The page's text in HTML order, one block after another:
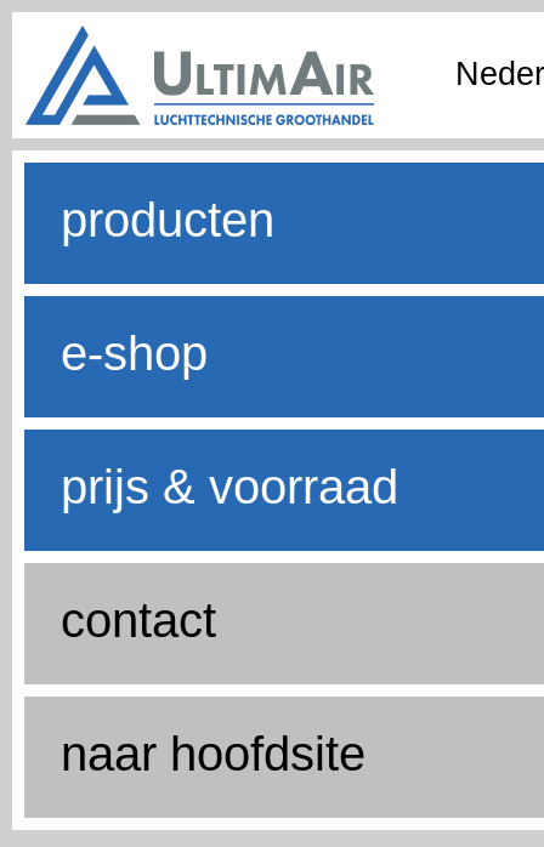
producten
e-shop
prijs & voorraad
contact
naar hoofdsite